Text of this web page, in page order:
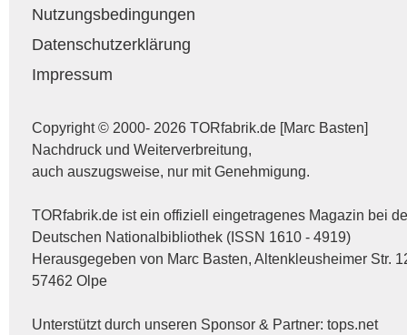
Nutzungsbedingungen
Datenschutzerklärung
Impressum
Copyright © 2000- 2026 TORfabrik.de [Marc Basten]
Nachdruck und Weiterverbreitung,
auch auszugsweise, nur mit Genehmigung.
TORfabrik.de ist ein offiziell eingetragenes Magazin bei
Deutschen Nationalbibliothek (ISSN 1610 - 4919)
Herausgegeben von Marc Basten, Altenkleusheimer Str.
57462 Olpe
Unterstützt durch unseren Sponsor & Partner: tops.net